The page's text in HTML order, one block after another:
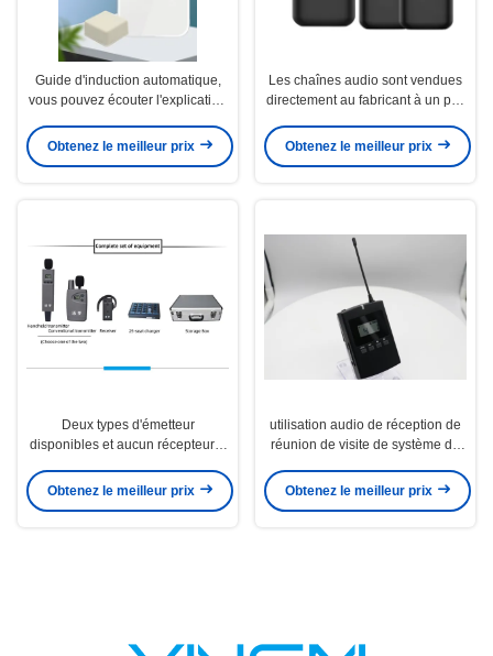
Guide d'induction automatique,
vous pouvez écouter l'explication
Obtenez le meilleur prix
Les chaînes audio sont vendues
directement au fabricant à un prix
Obtenez le meilleur prix
Deux types d'émetteur
disponibles et aucun récepteur à
Obtenez le meilleur prix
utilisation audio de réception de
réunion de visite de système du
Obtenez le meilleur prix